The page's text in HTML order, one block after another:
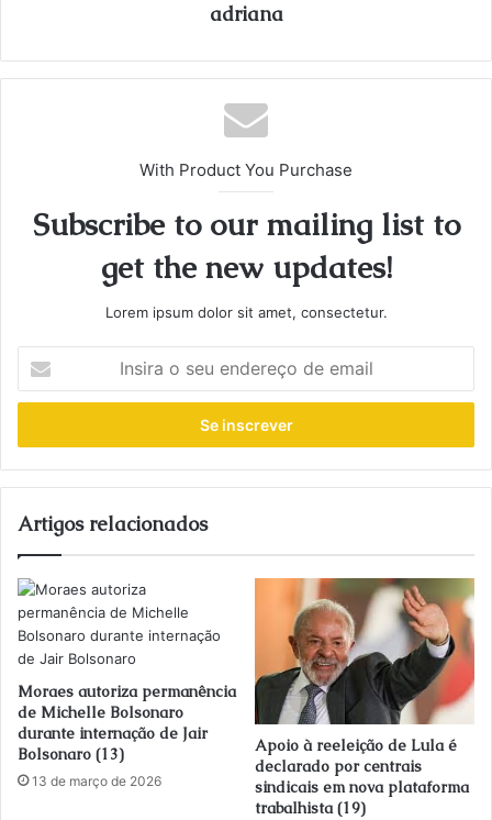
adriana
With Product You Purchase
Subscribe to our mailing list to
get the new updates!
Lorem ipsum dolor sit amet, consectetur.
seu
de
email
Artigos relacionados
Moraes autoriza permanência
de Michelle Bolsonaro
durante internação de Jair
Bolsonaro (13)
13 de março de 2026
Apoio à reeleição de Lula é
declarado por centrais
sindicais em nova plataforma
trabalhista (19)